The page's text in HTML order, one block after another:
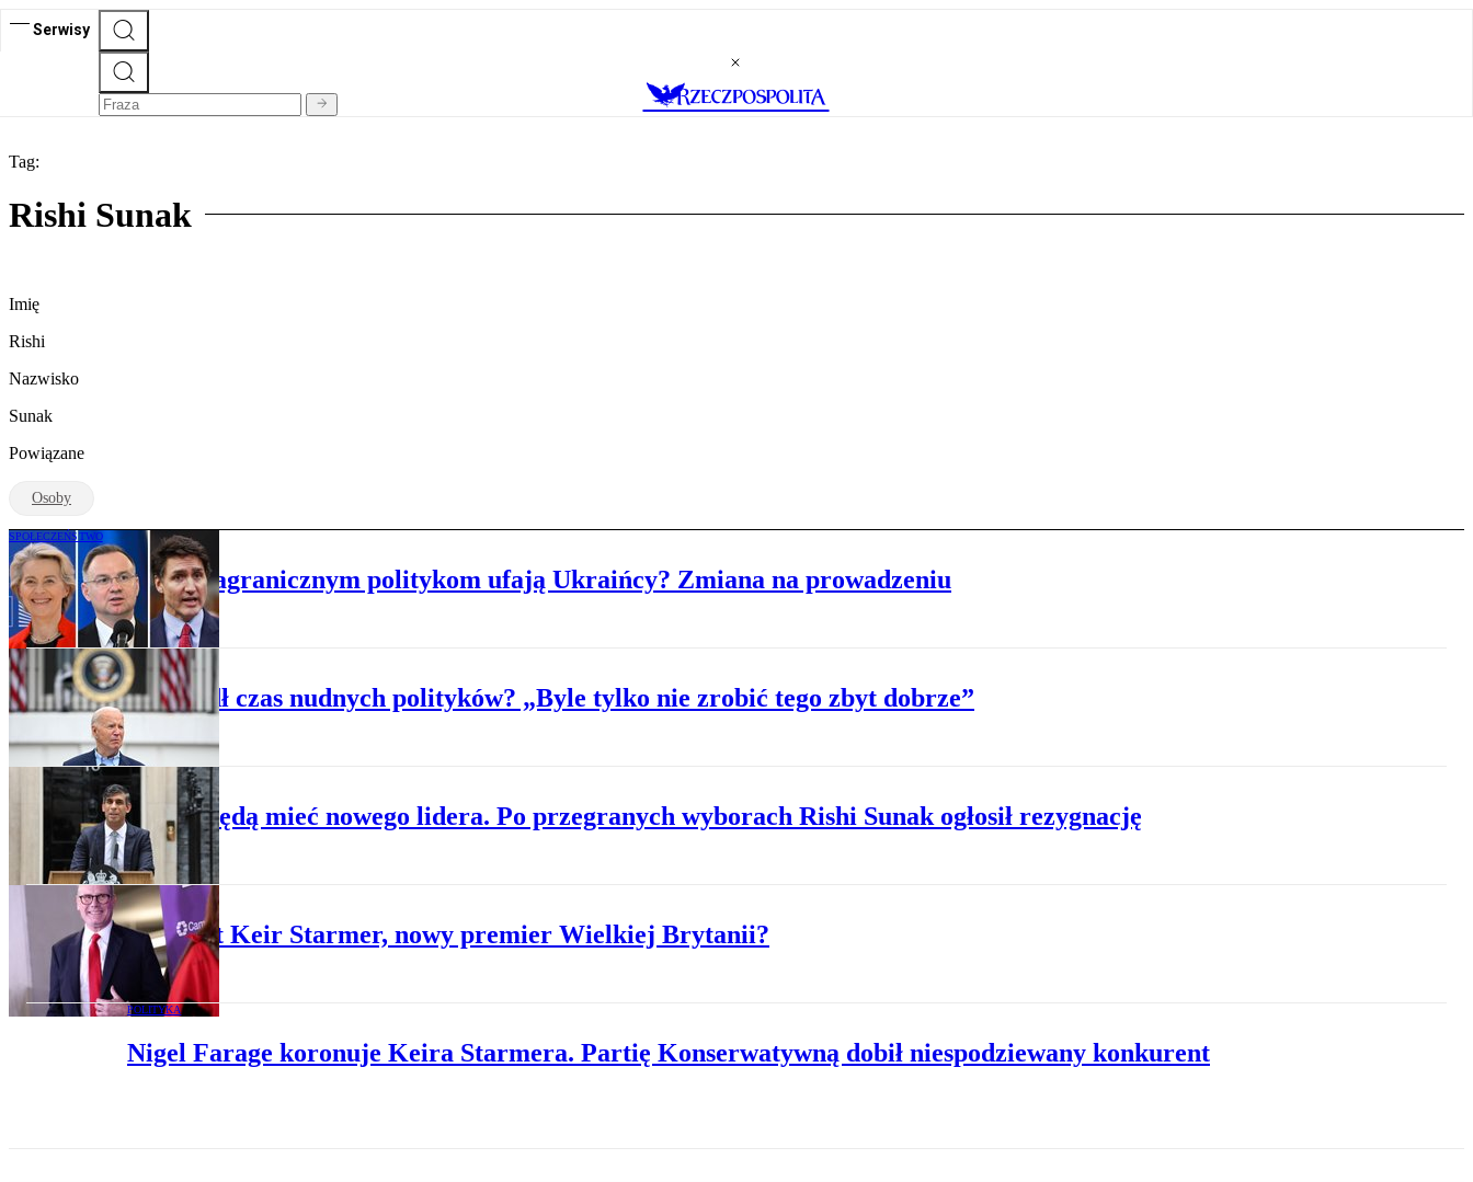
Serwisy
Tag:
Rishi Sunak
Imię
Rishi
Nazwisko
Sunak
Powiązane
Osoby
SPOŁECZEŃSTWO
Sondaż: Którym zagranicznym politykom ufają Ukraińcy? Zmiana na prowadzeniu
POLITYKA
Nadszedł czas nudnych polityków? „Byle tylko nie zrobić tego zbyt dobrze”
POLITYKA
Torysi będą mieć nowego lidera. Po przegranych wyborach Rishi Sunak ogłosił rezygnację
POLITYKA
Kim jest Keir Starmer, nowy premier Wielkiej Brytanii?
POLITYKA
Nigel Farage koronuje Keira Starmera. Partię Konserwatywną dobił niespodziewany konkurent